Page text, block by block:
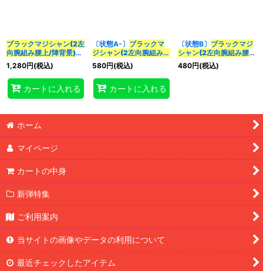
カテゴリ:
特集:
ブラックマジシャン(2左
向腕組み腰上/陣背景)
【クォーターセンチュリ
ーシークレット】
{QCAC-JP018}《モン
スター》
1,280円(税込)
カートに入れる
〔状態A-〕 ブラックマ
ジシャン(2左向腕組み腰
上/陣背景)【クォーター
センチュリーシークレッ
ト】{QCAC-JP018}
《モンスター》
580円(税込)
カートに入れる
〔状態B〕 ブラックマジ
シャン(2左向腕組み腰
上/陣背景)【クォーター
センチュリーシークレッ
480円(税込)
ホーム
マイページ
カートの中身
新弾特集
ご利用案内
当サイトの画像やデータの利用について
最近チェックしたアイテム